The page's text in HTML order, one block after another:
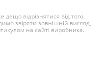
відрізнятися від того,
звіряти зовнішній вигляд,
на сайті виробника.